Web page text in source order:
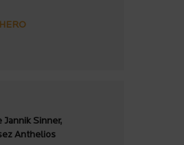
HERO
Jannik Sinner,
Anthelios